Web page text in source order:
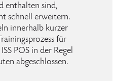
enthalten sind,
schnell erweitern.
innerhalb kurzer
für
POS in der Regel
abgeschlossen.